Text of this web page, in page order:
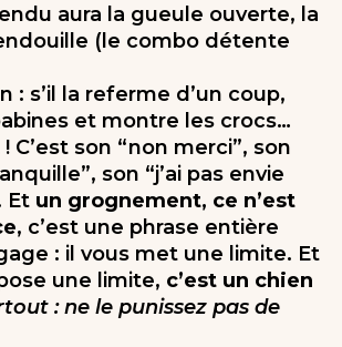
aura la gueule ouverte, la
(le combo détente
: s’il la referme d’un coup,
et montre les crocs…
C’est son “non merci”, son
son “j’ai pas envie
Et un grognement, ce n’est
, c’est une phrase entière
: il vous met une limite. Et
une limite, c’est un chien
: ne le punissez pas de